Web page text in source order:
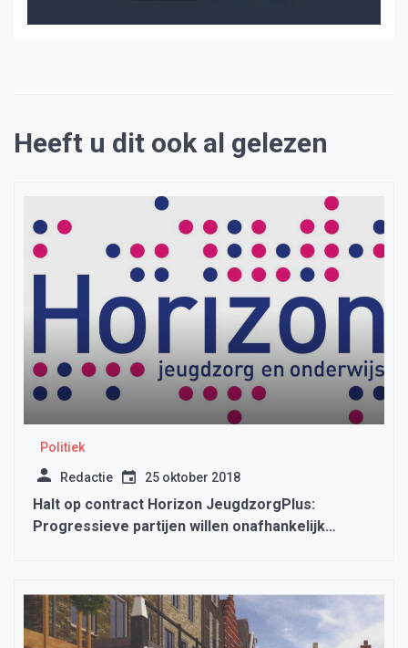
Heeft u dit ook al gelezen
Politiek
Redactie 25 oktober 2018
Halt op contract Horizon JeugdzorgPlus:
Progressieve partijen willen onafhankelijk